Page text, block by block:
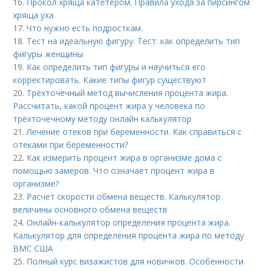
хряща уха
17.Что нужно есть подросткам.
18. Тест на идеальную фигуру. Тест: как определить тип
фигуры женщины
19. Как определить тип фигуры и научиться его
корректировать. Какие типы фигур существуют
20. Трёхточечный метод вычисления процента жира.
Рассчитать, какой процент жира у человека по
трёхточечному методу онлайн калькулятор
21.Лечение отеков при беременности. Как справиться с
отеками при беременности?
22. Как измерить процент жира в организме дома с
помощью замеров. Что означает процент жира в
организме?
23. Расчет скорости обмена веществ. Калькулятор
величины основного обмена веществ
24.Онлайн-калькулятор определения процента жира.
Калькулятор для определения процента жира по методу
ВМС США
25. Полный курс визажистов для новичков. Особенности